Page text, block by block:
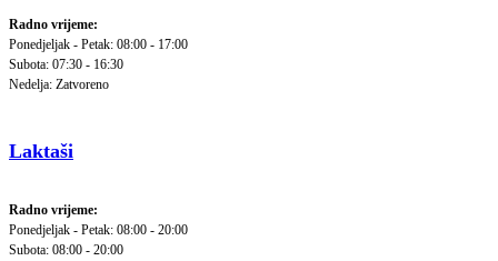
Radno vrijeme:
Ponedjeljak - Petak: 08:00 - 17:00
Subota: 07:30 - 16:30
Nedelja: Zatvoreno
Laktaši
Radno vrijeme:
Ponedjeljak - Petak: 08:00 - 20:00
Subota: 08:00 - 20:00